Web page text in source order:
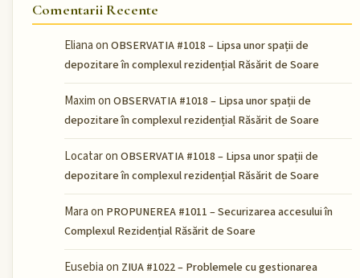
Comentarii Recente
Elianaon OBSERVATIA #1018 – Lipsa unor spații de
depozitare în complexul rezidențial Răsărit de Soare
Maximon OBSERVATIA #1018 – Lipsa unor spații de
depozitare în complexul rezidențial Răsărit de Soare
Locataron OBSERVATIA #1018 – Lipsa unor spații de
depozitare în complexul rezidențial Răsărit de Soare
Maraon PROPUNEREA #1011 – Securizarea accesului în
Complexul Rezidențial Răsărit de Soare
Eusebiaon ZIUA #1022 – Problemele cu gestionarea